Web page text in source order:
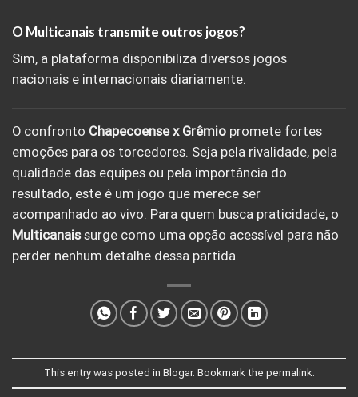
O Multicanais transmite outros jogos?
Sim, a plataforma disponibiliza diversos jogos
nacionais e internacionais diariamente.
O confronto Chapecoense x Grêmio promete fortes
emoções para os torcedores. Seja pela rivalidade, pela
qualidade das equipes ou pela importância do
resultado, este é um jogo que merece ser
acompanhado ao vivo. Para quem busca praticidade, o
Multicanaissurge como uma opção acessível para não
perder nenhum detalhe dessa partida.
This entry was posted in Blogar. Bookmark the permalink